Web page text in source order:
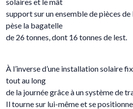
support sur un ensemble de pièces
pèse la bagatelle
de 26 tonnes, dont 16 tonnes de lest.
À l’inverse d’une installation solaire
tout au long
de la journée grâce à un système de
Il tourne sur lui-même et se